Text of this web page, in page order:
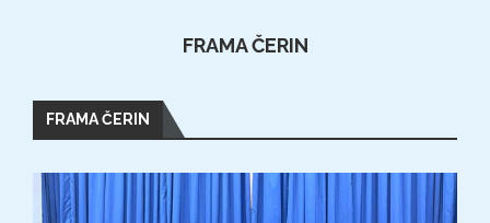
FRAMA ČERIN
FRAMA ČERIN